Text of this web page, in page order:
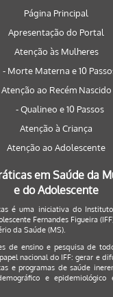
Página Principal
Apresentação do Portal
Atenção às Mulheres
- Morte Materna e 10
Atenção ao Recém Nascido
- Qualineo e 10 Passos
Atenção à Criança
Atenção ao Adolescente
em Saúde da
e do Adolescente
é uma iniciativa do
Fernandes Figueira
da Saúde (MS).
de ensino e pesquisa de
nacional do IFF: gerar e
e programas de saúde
e